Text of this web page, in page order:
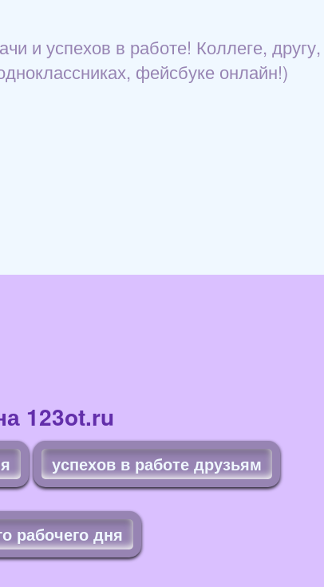
и успехов в работе! Коллеге, другу,
фейсбуке онлайн!)
123ot.ru
успехов в работе друзьям
рабочего дня